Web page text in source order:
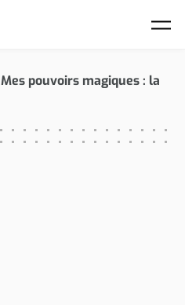
Mes pouvoirs magiques : la